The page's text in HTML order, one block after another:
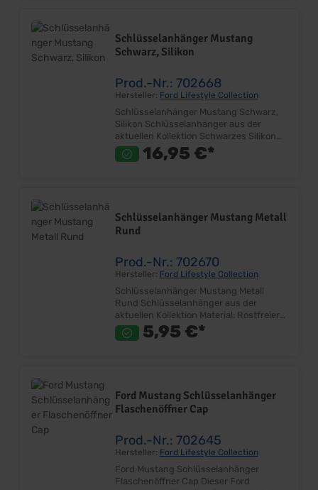
Schlüsselanhänger Mustang
Schwarz, Silikon
Prod.-Nr.: 702668
Hersteller: Ford Lifestyle Collection
Schlüsselanhänger Mustang Schwarz,
Silikon Schlüsselanhänger aus der
aktuellen Kollektion Schwarzes Silikon
Spange mit Mustang Logo Größe ca.
113mm x 38mm x 24mm Inkl.
16,95 €*
Schlüsselanhänger Mustang Metall
Rund
Prod.-Nr.: 702670
Hersteller: Ford Lifestyle Collection
Schlüsselanhänger Mustang Metall
Rund Schlüsselanhänger aus der
aktuellen Kollektion Material: Rostfreier
Edelstahl Oberfläche Bedruckt
Vorderseite mit Epoxidharz versiegelt
5,95 €*
Ford Mustang Schlüsselanhänger
Flaschenöffner Cap
Prod.-Nr.: 702645
Hersteller: Ford Lifestyle Collection
Ford Mustang Schlüsselanhänger
Flaschenöffner Cap Dieser Ford